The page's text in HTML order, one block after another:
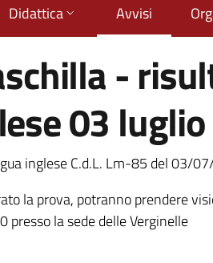
Didattica Avvisi
-
03
inglese C.d.L. Lm-85 del 03/
la prova, potranno prendere
presso la sede delle Verginelle